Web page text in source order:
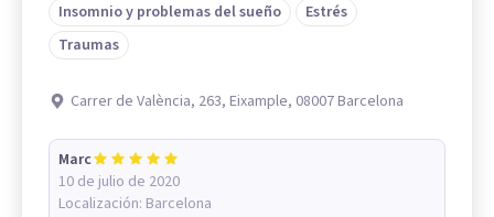
Insomnio y problemas del sueño
Estrés
Traumas
Carrer de València, 263, Eixample, 08007 Barcelona
Marc
10 de julio de 2020
Localización: Barcelona